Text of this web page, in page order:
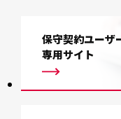
保守契約ユーザ
専用サイト